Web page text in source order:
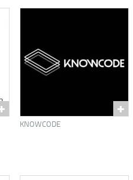
KNOWCODE